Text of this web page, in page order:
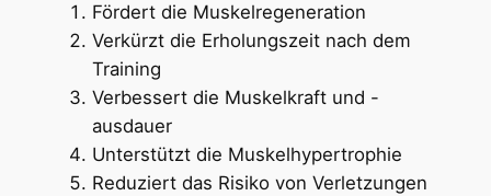
Fördert die Muskelregeneration
Verkürzt die Erholungszeit nach dem
Training
Verbessert die Muskelkraft und -
ausdauer
Unterstützt die Muskelhypertrophie
Reduziert das Risiko von Verletzungen